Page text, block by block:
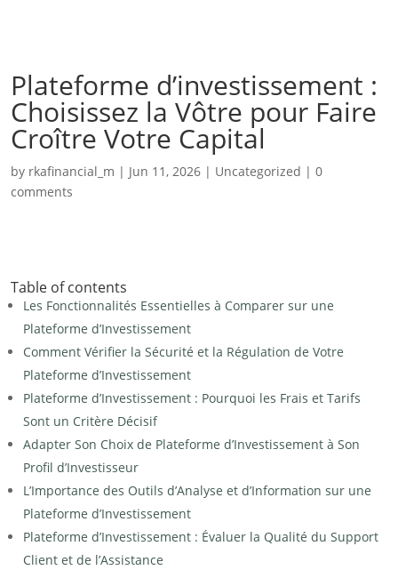
Plateforme d’investissement :
Choisissez la Vôtre pour Faire
Croître Votre Capital
by rkafinancial_m | Jun 11, 2026 | Uncategorized | 0
comments
Table of contents
Les Fonctionnalités Essentielles à Comparer sur une
Plateforme d’Investissement
Comment Vérifier la Sécurité et la Régulation de Votre
Plateforme d’Investissement
Plateforme d’Investissement : Pourquoi les Frais et Tarifs
Sont un Critère Décisif
Adapter Son Choix de Plateforme d’Investissement à Son
Profil d’Investisseur
L’Importance des Outils d’Analyse et d’Information sur une
Plateforme d’Investissement
Plateforme d’Investissement : Évaluer la Qualité du Support
Client et de l’Assistance